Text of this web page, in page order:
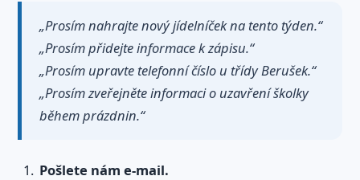
„Prosím nahrajte nový jídelníček na tento týden.“
„Prosím přidejte informace k zápisu.“
„Prosím upravte telefonní číslo u třídy Berušek.“
„Prosím zveřejněte informaci o uzavření školky
během prázdnin.“
Pošlete nám e-mail.